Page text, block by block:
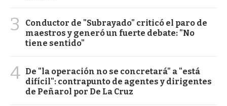
3
Conductor de "Subrayado" criticó el paro de
maestros y generó un fuerte debate: "No
tiene sentido"
4 De "la operación no se concretará" a "está
difícil": contrapunto de agentes y dirigentes
de Peñarol por De La Cruz